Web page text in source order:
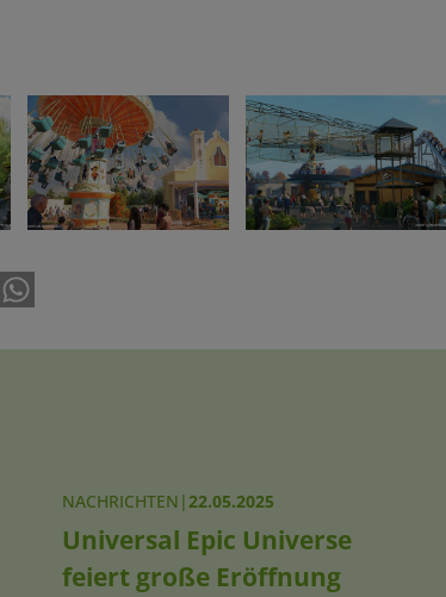
NACHRICHTEN |22.05.2025
Universal Epic Universe
feiert große Eröffnung